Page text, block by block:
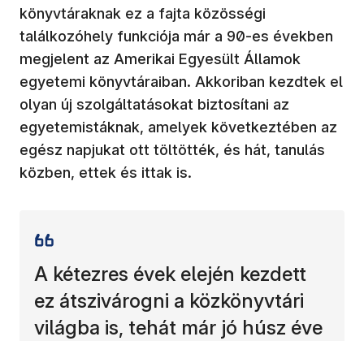
könyvtáraknak ez a fajta közösségi
találkozóhely funkciója már a 90-es években
megjelent az Amerikai Egyesült Államok
egyetemi könyvtáraiban. Akkoriban kezdtek el
olyan új szolgáltatásokat biztosítani az
egyetemistáknak, amelyek következtében az
egész napjukat ott töltötték, és hát, tanulás
közben, ettek és ittak is.
A kétezres évek elején kezdett
ez átszivárogni a közkönyvtári
világba is, tehát már jó húsz éve